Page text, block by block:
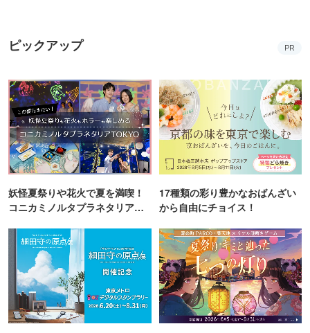
ピックアップ PR
妖怪夏祭りや花火で夏を満喫！
コニカミノルタプラネタリア
17種類の彩り豊かなおばんざい
から自由にチョイス！